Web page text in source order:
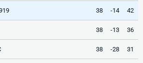
38 -14 42
38 -13 36
38 -28 31